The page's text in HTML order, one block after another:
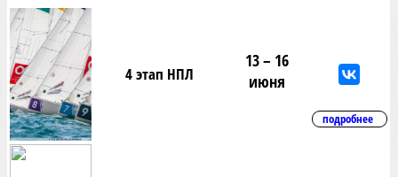
4 этап НПЛ
13 – 16
июня
подробнее